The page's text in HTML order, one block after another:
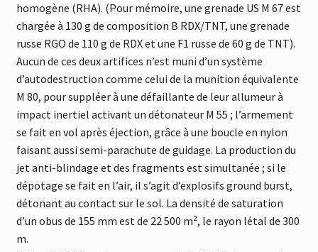
homogène (RHA). (Pour mémoire, une grenade US M 67 est
chargée à 130 g de composition B RDX/TNT, une grenade
russe RGO de 110 g de RDX et une F1 russe de 60 g de TNT).
Aucun de ces deux artifices n’est muni d’un système
d’autodestruction comme celui de la munition équivalente
M 80, pour suppléer à une défaillante de leur allumeur à
impact inertiel activant un détonateur M 55 ; l’armement
se fait en vol après éjection, grâce à une boucle en nylon
faisant aussi semi-parachute de guidage. La production du
jet anti-blindage et des fragments est simultanée ; si le
dépotage se fait en l’air, il s’agit d’explosifs ground burst,
détonant au contact sur le sol. La densité de saturation
d’un obus de 155 mm est de 22 500 m², le rayon létal de 300
m.